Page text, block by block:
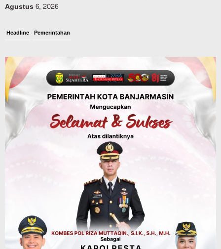
Agustus 6, 2026
Headline Pemerintahan
Kekeringan Imbas Kemaru, Stok Pangan
di Kalsel Aman?
Agustus 6, 2026
Advertorial Pemkab Balangan
Sambut HUT RI ke-81, Balangan Gelar
Turnamen Mini Soccer Piala Bupati Cup,
Berlangsung hingga 15 Agustus
Pemkab Balangan
Balangan Juara 1 Lomba B2SA Kalsel, TP
PKK Desa Putat Basiun Andalkan Pangan